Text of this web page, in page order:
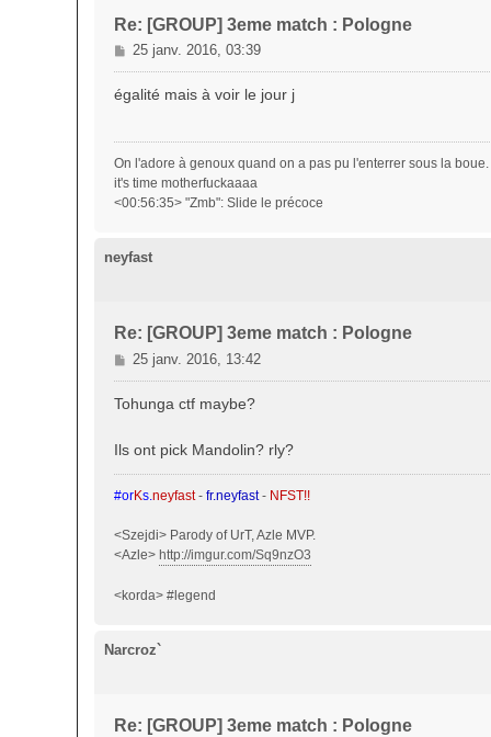
Re: [GROUP] 3eme match : Pologne
M
e
s
s
g
e
25 janv. 2016, 03:39
égalité mais à voir le jour j
On l'adore à genoux quand on a pas pu l'enterrer sous la boue.
it's time motherfuckaaaa
<00:56:35> "Zmb": Slide le précoce
neyfast
Re: [GROUP] 3eme match : Pologne
M
e
s
g
e
25 janv. 2016, 13:42
Tohunga ctf maybe?
Ils ont pick Mandolin? rly?
#orKs.neyfast- fr.neyfast- NFST!!
<Szejdi> Parody of UrT, Azle MVP.
<Azle> http://imgur.com/Sq9nzO3
<korda> #legend
Narcroz`
Re: [GROUP] 3eme match : Pologne